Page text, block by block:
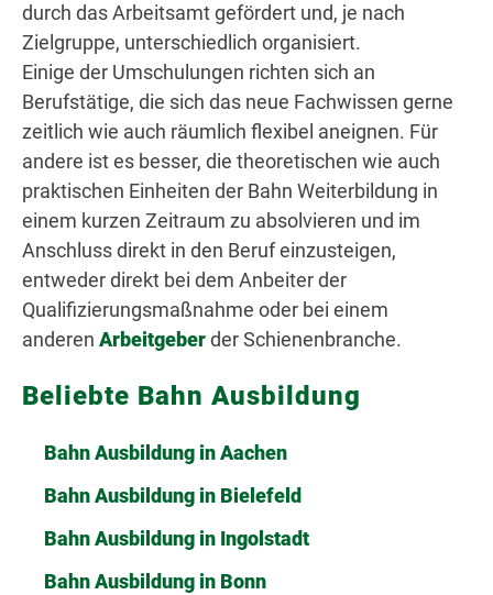
durch das Arbeitsamt gefördert und, je nach
Zielgruppe, unterschiedlich organisiert.
Einige der Umschulungen richten sich an
Berufstätige, die sich das neue Fachwissen gerne
zeitlich wie auch räumlich flexibel aneignen. Für
andere ist es besser, die theoretischen wie auch
praktischen Einheiten der Bahn Weiterbildung in
einem kurzen Zeitraum zu absolvieren und im
Anschluss direkt in den Beruf einzusteigen,
entweder direkt bei dem Anbeiter der
Qualifizierungsmaßnahme oder bei einem
anderen Arbeitgeberder Schienenbranche.
Beliebte Bahn Ausbildung
Bahn Ausbildung in Aachen
Bahn Ausbildung in Bielefeld
Bahn Ausbildung in Ingolstadt
Bahn Ausbildung in Bonn